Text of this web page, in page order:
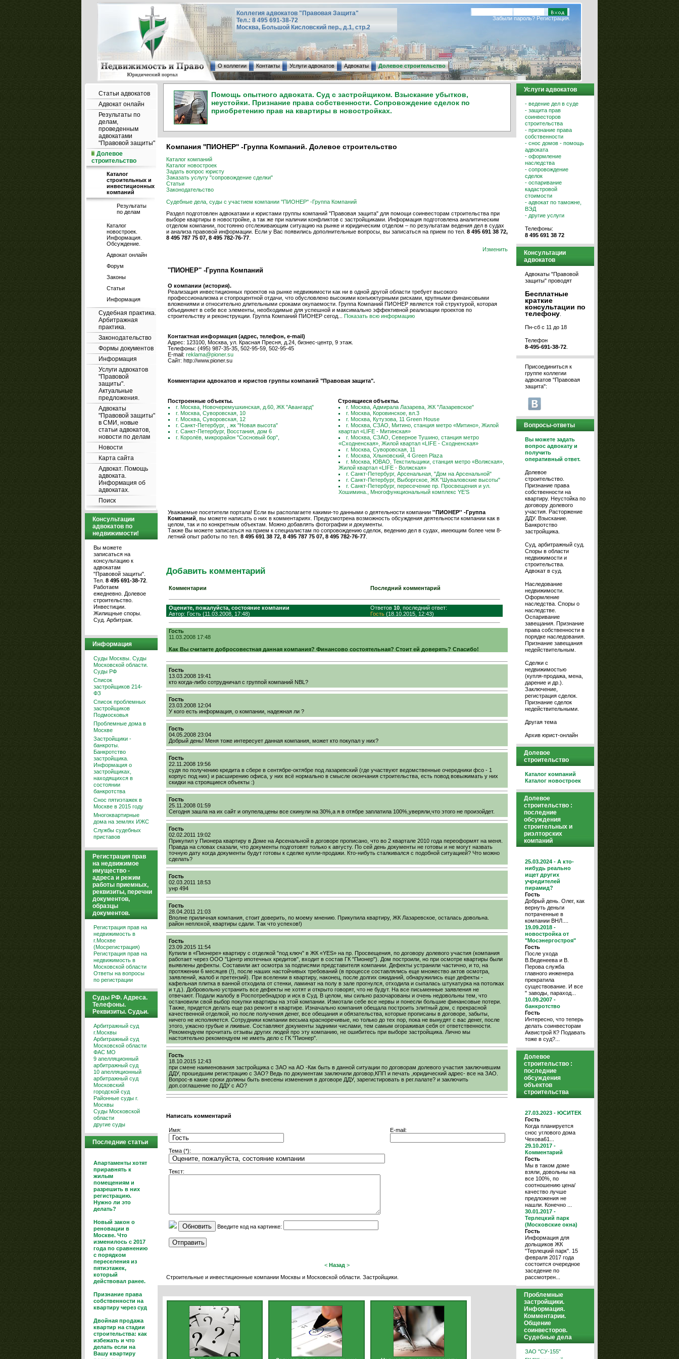
Коллегия адвокатов "Правовая Защита"
Тел.: 8 495 691-38-72
Москва, Большой Кисловский пер., д.1, стр.2
Забыли пароль? Регистрация.
О коллегии Контакты Услуги адвокатов Адвокаты Долевое строительство
Статьи адвокатов
Адвокат онлайн
Результаты по
делам,
проведенным
адвокатами
"Правовой защиты"
Долевое
строительство
Каталог
строительных и
инвестиционных
компаний
Результаты
по делам
Каталог
новостроек.
Информация.
Обсуждение.
Адвокат онлайн
Форум
Законы
Статьи
Информация
Судебная практика.
Арбитражная
практика.
Законодательство
Формы документов
Информация
Услуги адвокатов
"Правовой
защиты".
Актуальные
предложения.
Адвокаты
"Правовой защиты"
в СМИ, новые
статьи адвокатов,
новости по делам
Новости
Карта сайта
Адвокат. Помощь
адвоката.
Информация об
адвокатах.
Поиск
Консультации
адвокатов по
недвижимости!
Вы можете
записаться на
консультацию к
адвокатам
"Правовой защиты".
Тел. 8 495 691-38-72
Работаем
ежедневно. Долевое
строительство.
Инвестиции.
Жилищные споры.
Суд. Арбитраж.
Информация
Суды Москвы. Суды
Московской области.
Суды РФ
Список
застройщиков 214-
ФЗ
Список проблемных
застройщиков
Подмосковья
Проблемные дома в
Москве
Застройщики -
банкроты.
Банкротство
застройщика.
Информация о
застройщиках,
находящихся в
состоянии
банкротства
Снос пятиэтажек в
Москве в 2015 году
Многоквартирные
дома на землях ИЖС
Службы судебных
приставов
Регистрация прав
на недвижимое
имущество -
адреса и режим
работы приемных,
реквизиты, перечни
документов,
образцы
документов.
Регистрация прав на
недвижимость в
г.Москве
(Мосрегистрация)
Регистрация прав на
недвижимость в
Московской области
Ответы на вопросы
по регистрации
Суды РФ. Адреса.
Телефоны.
Реквизиты. Судьи.
Арбитражный суд
г.Москвы
Арбитражный суд
Московской области
ФАС МО
9 апелляционный
арбитражный суд
10 апелляционный
арбитражный суд
Московский
городской суд
Районные суды г.
Москвы
Суды Московской
области
другие суды
Последние статьи
Апартаменты хотят
приравнять к
жилым
помещениям и
разрешить в них
регистрацию.
Нужно ли это
делать?
Новый закон о
реновации в
Москве. Что
изменилось с 2017
года по сравнению
с порядком
переселения из
пятиэтажек,
который
действовал ранее.
Признание права
собственности на
квартиру через суд
Двойная продажа
квартир на стадии
строительства: как
избежать и что
делать если на
Вашу квартиру
Помощь опытного адвоката. Суд с застройщиком. Взыскание убытков,
неустойки. Признание права собственности. Сопровождение сделок по
приобретению прав на квартиры в новостройках.
Компания ''ПИОНЕР'' -Группа Компаний. Долевое строительство
Каталог компаний
Каталог новостроек
Задать вопрос юристу
Заказать услугу "сопровождение сделки"
Статьи
Законодательство
Судебные дела, суды с участием компании ''ПИОНЕР'' -Группа Компаний
Раздел подготовлен адвокатами и юристами группы компаний "Правовая защита" для помощи соинвесторам строительства при
выборе квартиры в новостройке, а так же при наличии конфликтов с застройщиками. Информация подготовлена аналитическим
отделом компании, постоянно отслеживающим ситуацию на рынке и юридическим отделом – по результатам ведения дел в судах
и анализа правовой информации. Если у Вас появились дополнительные вопросы, вы записаться на прием по тел. 8 495 691 38 72,
8 495 787 75 07, 8 495 782-76-77
Изменить
''ПИОНЕР'' -Группа Компаний
О компании (история).
Реализация инвестиционных проектов на рынке недвижимости как ни в одной другой области требует высокого
профессионализма и стопроцентной отдачи, что обусловлено высокими конъюктурными рисками, крупными финансовыми
вложениями и относительно длительными сроками окупаемости. Группа Компаний ПИОНЕР является той структурой, которая
объединяет в себе все элементы, необходимые для успешной и максимально эффективной реализации проектов по
строительству и реконструкции. Группа Компаний ПИОНЕР сегод... Показать всю информацию
Контактная информация (адрес, телефон, e-mail)
Адрес: 123100, Москва, ул. Красная Пресня, д.24, бизнес-центр, 9 этаж.
Телефоны: (495) 987-35-35, 502-95-59, 502-95-45
E-mail: reklama@pioner.su
Сайт: http://www.pioner.su
Комментарии адвокатов и юристов группы компаний "Правовая защита".
Построенные объекты.
г. Москва, Новочеремушкинская, д.60, ЖК "Авангард"
г. Москва, Суворовская, 10
г. Москва, Суворовская, 12
г. Санкт-Петербург, , жк "Новая высота"
г. Санкт-Петербург, Восстания, дом 6
г. Королёв, микрорайон "Сосновый бор",
Строящиеся объекты.
г. Москва, Адмирала Лазарева, ЖК "Лазаревское"
г. Москва, Коровинское, вл.3
г. Москва, Кутузова, 11 Green House
г. Москва, СЗАО, Митино, cтанция метро «Митино», Жилой
квартал «LIFE - Митинская»
г. Москва, СЗАО, Северное Тушино, станция метро
«Сходненская», Жилой квартал «LIFE - Сходненская»
г. Москва, Суворовская, 11
г. Москва, Хлыновский, 4 Green Plaza
г. Москва, ЮВАО, Текстильщики, cтанция метро «Волжская»,
Жилой квартал «LIFE - Волжская»
г. Санкт-Петербург, Арсенальная, "Дом на Арсенальной"
г. Санкт-Петербург, Выборгское, ЖК "Шуваловские высоты"
г. Санкт-Петербург, пересечение пр. Просвещения и ул.
Хошимина., Многофункциональный комплекс YE’S
Уважаемые посетители портала! Если вы располагаете какими-то данными о деятельности компании ''ПИОНЕР'' -Группа
Компаний , вы можете написать о них в комментариях. Предусмотрена возможность обсуждения деятельности компании как в
целом, так и по конкретным объектам. Можно добавлять фотографии и документы.
Также Вы можете записаться на прием к специалистам по сопровождению сделок, ведению дел в судах, имеющим более чем 8-
летний опыт работы по тел. 8 495 691 38 72, 8 495 787 75 07, 8 495 782-76-77
Добавить комментарий
Комментарии Последний комментарий
Оцените, пожалуйста, состояние компании
Автор: Гость (11.03.2008, 17:48)
Ответов 10 , последний ответ:
Гость (18.10.2015, 12:43)
Гость
11.03.2008 17:48
Как Вы считаете добросовестная данная компания? Финансово состоятельная? Стоит ей доверять? Спасибо!
Гость
13.03.2008 19:41
кто когда-либо сотрудничал с группой компаний NBL?
Гость
23.03.2008 12:04
У кого есть информация, о компании, надежная ли ?
Гость
04.05.2008 23:04
Добрый день! Меня тоже интересует данная компания, может кто покупал у них?
Гость
22.11.2008 19:56
судя по получению кредита в сбере в сентябре-октябре под лазаревский (где участвуют ведомственные очередники фсо - 1
корпус под них) и расширению офиса, у них всё нормально в смысле окончания строительства, есть повод вовыжимать у них
скидки на строящиеся объекты :)
Гость
25.11.2008 01:59
Сегодня зашла на их сайт и опупела,цены все скинули на 30%,а я в отябре заплатила 100%,уверяли,что этого не произойдет.
Гость
02.02.2011 19:02
Прикупил у Пионера квартиру в Доме на Арсенальной в договоре прописано, что во 2 квартале 2010 года переоформят на меня.
Правда на словах сказали, что документы подготовят только к августу. По сей день документы не готовы и не могут назвать
точную дату когда документы будут готовы к сделке купли-продажи. Кто-нибуть сталкивался с подобной ситуацией? Что можно
сделать?
Гость
02.03.2011 18:53
унр 494
Гость
28.04.2011 21:03
Вполне приличная компания, стоит доверить, по моему мнению. Прикупила квартиру, ЖК Лазаревское, осталась довольна.
район неплохой, квартиры сдали. Так что успехов!)
Гость
23.09.2015 11:54
Купили в «Пионере» квартиру с отделкой "под ключ" в ЖК «YES» на пр. Просвещения, по договору долевого участия (компания
работает через ООО "Центр ипотечных кредитов", входит в состав ГК "Пионер"). Дом построили, но при осмотре квартиры были
выявлены дефекты. Составили акт осмотра за подписями представителя компании. Дефекты устранили частично, и то, на
протяжении 6 месяцев (!), после наших настойчивых требований (в процессе составлялись еще множество актов осмотра,
заявлений, жалоб и претензий). При вселении в квартиру, наконец, после долгих ожиданий, обнаружились еще дефекты -
кафельная плитка в ванной отходила от стенки, ламинат на полу в зале прогнулся, отходила и сыпалась штукатурка на потолках
и т.д.). Добровольно устранить все дефекты не хотят и открыто говорят, что не будут. На все письменные заявления не
отвечают. Подали жалобу в Роспотребнадзор и иск в Суд. В целом, мы сильно разочарованы и очень недовольны тем, что
остановили свой выбор покупки квартиры на этой компании. Измотали себе все нервы и понесли большие финансовые потери.
Также, придется делать еще раз ремонт в квартире. Изначально компания обещала построить элитный дом, с прекрасной
качественной отделкой, но после получения денег, все обещания и обязательства, которые прописаны в договоре, забыты,
ничего не исполняется. Сотрудники компании весьма красноречивые, но только до тех пор, пока не вынудят с вас денег, после
этого, ужасно грубые и лживые. Составляют документы задними числами, тем самым огораживая себя от ответственности.
Рекомендуем прочитать отзывы других людей про эту компанию, не ошибитесь при выборе застройщика. Лично мы
настоятельно рекомендуем не иметь дело с ГК "Пионер".
Гость
18.10.2015 12:43
при смене наименования застройщика с ЗАО на АО -Как быть в данной ситуации по договорам долевого участия заключившим
ДДУ, прошедшим регистрацию с ЗАО? Ведь по документам заключили договор,КПП и печать ,юридический адрес- все на ЗАО.
Вопрос-в какие сроки должны быть внесены изменения в договоре ДДУ, зарегистировать в рег.палате? и заключить
доп.соглашение по ДДУ с АО?
Написать комментарий
Имя: E-mail:
Тема (*):
Текст:
Обновить Введите код на картинке:
< Назад >
Строительные и инвестиционные компании Москвы и Московской области. Застройщики.
Услуги адвокатов
- ведение дел в суде
- защита прав
соинвесторов
строительства
- признание права
собственности
- снос домов - помощь
адвоката
- оформление
наследства
- сопровождение
сделок
- оспаривание
кадастровой
стоимости
- адвокат по таможне,
ВЭД
- другие услуги
Телефоны:
8 495 691 38 72
Консультации
адвокатов
Адвокаты "Правовой
защиты" проводят
Бесплатные
краткие
консультации по
телефону
Пн-сб с 11 до 18
Телефон
8-495-691-38-72
Присоединиться к
группе коллегии
адвокатов "Правовая
защита":
Вопросы-ответы
Вы можете задать
вопрос адвокату и
получить
оперативный ответ.
Долевое
строительство.
Признание права
собственности на
квартиру. Неустойка по
договору долевого
участия. Расторжение
ДДУ. Взыскание.
Банкротство
застройщика.
Суд, арбитражный суд.
Споры в области
недвижимости и
строительства.
Адвокат в суд.
Наследование
недвижимости.
Оформление
наследства. Споры о
наследстве.
Оспаривание
завещания. Признание
права собственности в
порядке наследования.
Признание завещания
недействительным.
Сделки с
недвижимостью
(купля-продажа, мена,
дарение и др.).
Заключение,
регистрация сделок.
Признание сделок
недействительными.
Другая тема
Архив юрист-онлайн
Долевое
строительство
Каталог компаний
Каталог новостроек
Долевое
строительство :
последние
обсуждения
строительных и
риэлторских
компаний
25.03.2024 - А кто-
нибудь реально
ищет других
учредителей
пирамид?
Гость
Добрый день. Олег, как
вернуть деньги
потраченные в
компании ВНЛ....
19.09.2018 -
новостройка от
"Мосэнергостроя"
Гость
После ухода
В.Веденеева и В.
Перова служба
главного инженера
прекратила
существование. И все
" заводы, параход...
10.09.2007 -
банкротство
Гость
Интересно, что теперь
делать соинвесторам
Аквистрой К? Подавать
тоже в суд?...
Долевое
строительство :
последние
обсуждения
объектов
строительства
27.03.2023 - ЮСИТЕК
Гость
Когда планируется
снос углового дома
Чехова61...
29.10.2017 -
Комментарий
Гость
Мы в таком доме
взяли, довольны на
все 100%, по
соотношению цена/
качество лучше
предложения не
нашли. Конечно ...
30.01.2017 -
Терлецкий парк
(Московские окна)
Гость
Информация для
дольщиков ЖК
"Терлецкий парк". 15
февраля 2017 года
состоится очередное
заседение по
рассмотрен...
Проблемные
застройщики.
Информация.
Комментарии.
Общение
соинвесторов.
Судебные дела
ЗАО "СУ-155"